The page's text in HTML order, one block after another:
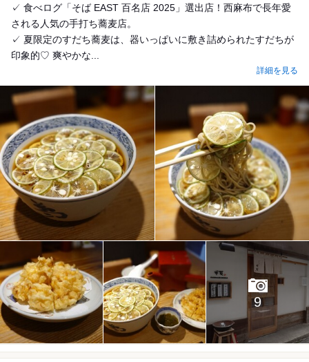
✓ 食べログ「そば EAST 百名店 2025」選出店！西麻布で長年愛
される人気の手打ち蕎麦店。
✓ 夏限定のすだち蕎麦は、器いっぱいに敷き詰められたすだちが
印象的♡ 爽やかな...
詳細を見る
9